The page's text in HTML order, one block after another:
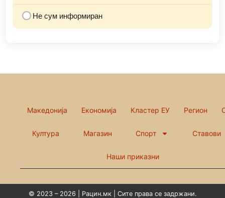
Не сум информиран
Македонија Економија Кластер ЕУ Регион
Култура Магазин Спорт Ставови
Наши приказни
© 2023 – 2026 | Рацин.мк | Сите права се задржани.